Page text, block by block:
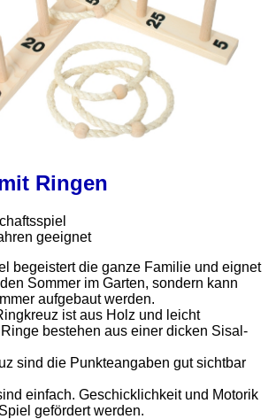
Ringen
geeignet
begeistert die ganze Familie und eignet
Sommer im Garten, sondern kann
aufgebaut werden.
ist aus Holz und leicht
bestehen aus einer dicken Sisal-
sind die Punkteangaben gut sichtbar
einfach. Geschicklichkeit und Motorik
gefördert werden.